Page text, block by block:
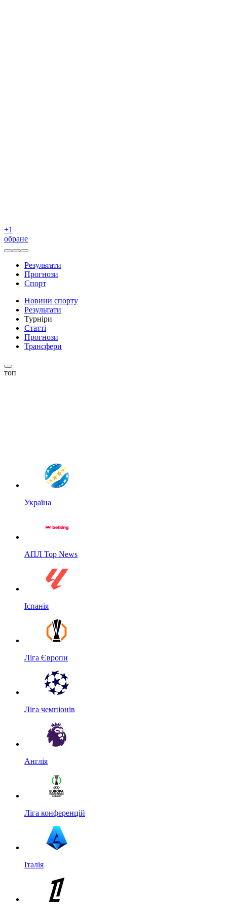
+1
обране
Результати
Прогнози
Спорт
Новини спорту
Результати
Турніри
Статті
Прогнози
Трансфери
топ
Україна
АПЛ Top News
Іспанія
Ліга Європи
Ліга чемпіонів
Англія
Ліга конференцій
Італія